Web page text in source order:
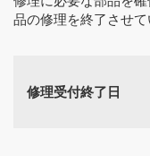
品の修理を終了させて
修理受付終了日